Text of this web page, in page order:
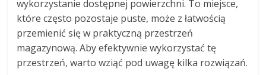
wykorzystanie dostępnej powierzchni. To miejsce,
które często pozostaje puste, może z łatwością
przemienić się w praktyczną przestrzeń
magazynową. Aby efektywnie wykorzystać tę
przestrzeń, warto wziąć pod uwagę kilka rozwiązań.